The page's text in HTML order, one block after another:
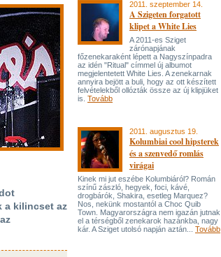
a kilincset az
2011. szeptember 14.
A Szigeten forgatott
klipet a White Lies
A 2011-es Sziget
zárónapjának
főzenekaraként lépett a Nagyszínpadra
az idén "Ritual" címmel új albumot
megjelentetett White Lies. A zenekarnak
annyira bejött a buli, hogy az ott készített
felvételekből ollózták össze az új klipjüket
is. Tovább
2011. augusztus 19.
Kolumbiai cool hipsterek
és a szenvedő romlás
virágai
Kinek mi jut eszébe Kolumbiáról? Román
színű zászló, hegyek, foci, kávé,
drogbárók, Shakira, esetleg Marquez?
Nos, nekünk mostantól a Choc Quib
Town. Magyarországra nem igazán jutnak
el a térségből zenekarok hazánkba, nagy
kár. A Sziget utolsó napján aztán... Tovább